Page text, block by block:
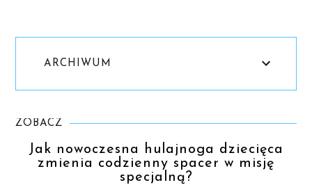
ARCHIWUM
ZOBACZ
Jak nowoczesna hulajnoga dziecięca
zmienia codzienny spacer w misję
specjalną?